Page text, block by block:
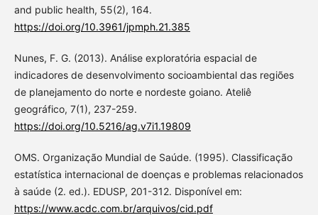
and public health, 55(2), 164.
https://doi.org/10.3961/jpmph.21.385
Nunes, F. G. (2013). Análise exploratória espacial de
indicadores de desenvolvimento socioambiental das regiões
de planejamento do norte e nordeste goiano. Ateliê
geográfico, 7(1), 237-259.
https://doi.org/10.5216/ag.v7i1.19809
OMS. Organização Mundial de Saúde. (1995). Classificação
estatística internacional de doenças e problemas relacionados
à saúde (2. ed.). EDUSP, 201-312. Disponível em:
https://www.acdc.com.br/arquivos/cid.pdf